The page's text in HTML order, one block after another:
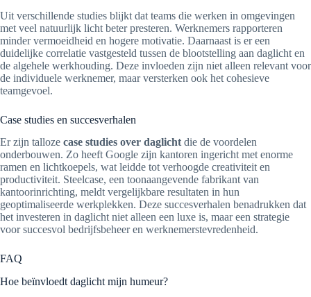
Uit verschillende studies blijkt dat teams die werken in omgevingen
met veel natuurlijk licht beter presteren. Werknemers rapporteren
minder vermoeidheid en hogere motivatie. Daarnaast is er een
duidelijke correlatie vastgesteld tussen de blootstelling aan daglicht en
de algehele werkhouding. Deze invloeden zijn niet alleen relevant voor
de individuele werknemer, maar versterken ook het cohesieve
teamgevoel.
Case studies en succesverhalen
Er zijn talloze case studies over daglicht die de voordelen
onderbouwen. Zo heeft Google zijn kantoren ingericht met enorme
ramen en lichtkoepels, wat leidde tot verhoogde creativiteit en
productiviteit. Steelcase, een toonaangevende fabrikant van
kantoorinrichting, meldt vergelijkbare resultaten in hun
geoptimaliseerde werkplekken. Deze succesverhalen benadrukken dat
het investeren in daglicht niet alleen een luxe is, maar een strategie
voor succesvol bedrijfsbeheer en werknemerstevredenheid.
FAQ
Hoe beïnvloedt daglicht mijn humeur?